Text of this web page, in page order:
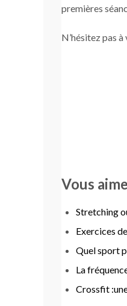
premières
N’hésitez pas
Vous
Stretching
Exercices
Quel sport
La
Crossfit